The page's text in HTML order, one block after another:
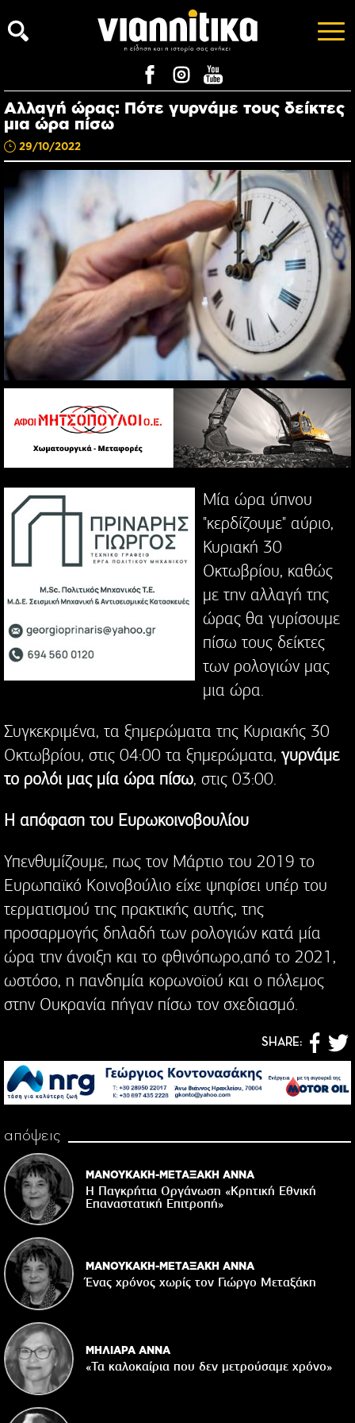
Αλλαγή ώρας: Πότε γυρνάμε τους δείκτες
μια ώρα πίσω
29/10/2022
Μία ώρα ύπνου
"κερδίζουμε" αύριο,
Κυριακή 30
Οκτωβρίου, καθώς
με την αλλαγή της
ώρας θα γυρίσουμε
πίσω τους δείκτες
των ρολογιών μας
μια ώρα.
Συγκεκριμένα, τα ξημερώματα της Κυριακής 30
Οκτωβρίου, στις 04:00 τα ξημερώματα, γυρνάμε
το ρολόι μας μία ώρα πίσω, στις 03:00.
Η απόφαση του Ευρωκοινοβουλίου
Υπενθυμίζουμε, πως τον Μάρτιο του 2019 το
Ευρωπαϊκό Κοινοβούλιο είχε ψηφίσει υπέρ του
τερματισμού της πρακτικής αυτής, της
προσαρμογής δηλαδή των ρολογιών κατά μία
ώρα την άνοιξη και το φθινόπωρο,από το 2021,
ωστόσο, η πανδημία κορωνοϊού και ο πόλεμος
στην Ουκρανία πήγαν πίσω τον σχεδιασμό.
SHARE:
απόψεις
ΜΑΝΟΥΚΑΚΗ-ΜΕΤΑΞΑΚΗ ΑΝΝΑ
Η Παγκρήτια Οργάνωση «Κρητική Εθνική
Επαναστατική Eπιτροπή»
ΜΑΝΟΥΚΑΚΗ-ΜΕΤΑΞΑΚΗ ΑΝΝΑ
Ένας χρόνος χωρίς τον Γιώργο Μεταξάκη
ΜΗΛΙΑΡΑ ΑΝΝΑ
«Τα καλοκαίρια που δεν μετρούσαμε χρόνο»